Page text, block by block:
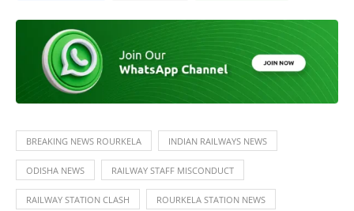
BREAKING NEWS ROURKELA INDIAN RAILWAYS NEWS
ODISHA NEWS RAILWAY STAFF MISCONDUCT
RAILWAY STATION CLASH ROURKELA STATION NEWS